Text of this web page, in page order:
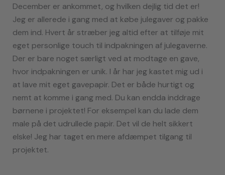
December er ankommet, og hvilken dejlig tid det er!
Jeg er allerede i gang med at købe julegaver og pakke
dem ind. Hvert år stræber jeg altid efter at tilføje mit
eget personlige touch til indpakningen af julegaverne.
Der er bare noget særligt ved at modtage en gave,
hvor indpakningen er unik. I år har jeg kastet mig ud i
at lave mit eget gavepapir. Det er både hurtigt og
nemt at komme i gang med. Du kan endda inddrage
børnene i projektet! For eksempel kan du lade dem
male på det udrullede papir. Det vil de helt sikkert
elske! Jeg har taget en mere afdæmpet tilgang til
projektet.